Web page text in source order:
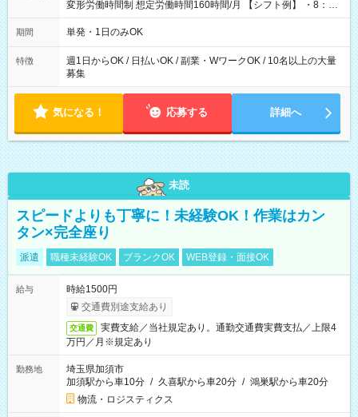
変形労働時間制 想定労働時間160時間/月 【シフト例】 ・8：00
～21：00
期間 単発・1日のみOK
特徴
週1日からOK / 日払いOK / 副業・WワークOK / 10名以上の大量
募集
気になる！ 応募する 詳細へ
未読
スピードよりも丁寧に！未経験OK！作業はカン
タン×完全座り
派遣 職種未経験OK ブランクOK WEB登録・面接OK
給与
時給1500円
交通費別途支給あり
交通費
実費支給／当社規定あり。通勤交通費実費支払／上限4
万円／月※規定あり
勤務地
埼玉県加須市
加須駅から車10分 / 久喜駅から車20分 / 鴻巣駅から車20分
物流・ロジスティクス